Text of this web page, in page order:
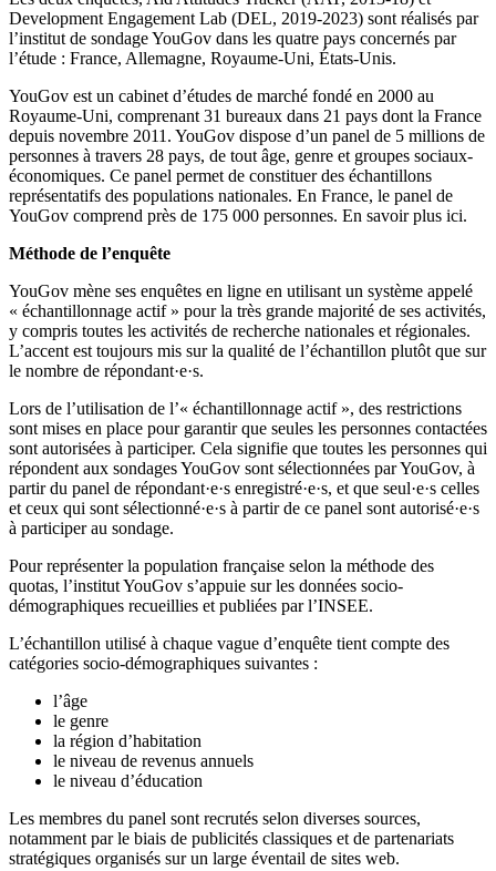
Development Engagement Lab (DEL, 2019-2023) sont réalisés par
l’institut de sondage YouGov dans les quatre pays concernés par
l’étude : France, Allemagne, Royaume-Uni, États-Unis.
YouGov est un cabinet d’études de marché fondé en 2000 au
Royaume-Uni, comprenant 31 bureaux dans 21 pays dont la France
depuis novembre 2011. YouGov dispose d’un panel de 5 millions de
personnes à travers 28 pays, de tout âge, genre et groupes sociaux-
économiques. Ce panel permet de constituer des échantillons
représentatifs des populations nationales. En France, le panel de
YouGov comprend près de 175 000 personnes. En savoir plus ici.
Méthode de l’enquête
YouGov mène ses enquêtes en ligne en utilisant un système appelé
« échantillonnage actif » pour la très grande majorité de ses activités,
y compris toutes les activités de recherche nationales et régionales.
L’accent est toujours mis sur la qualité de l’échantillon plutôt que sur
le nombre de répondant·e·s.
Lors de l’utilisation de l’« échantillonnage actif », des restrictions
sont mises en place pour garantir que seules les personnes contactées
sont autorisées à participer. Cela signifie que toutes les personnes qui
répondent aux sondages YouGov sont sélectionnées par YouGov, à
partir du panel de répondant·e·s enregistré·e·s, et que seul·e·s celles
et ceux qui sont sélectionné·e·s à partir de ce panel sont autorisé·e·s
à participer au sondage.
Pour représenter la population française selon la méthode des
quotas, l’institut YouGov s’appuie sur les données socio-
démographiques recueillies et publiées par l’INSEE.
L’échantillon utilisé à chaque vague d’enquête tient compte des
catégories socio-démographiques suivantes :
l’âge
le genre
la région d’habitation
le niveau de revenus annuels
le niveau d’éducation
Les membres du panel sont recrutés selon diverses sources,
notamment par le biais de publicités classiques et de partenariats
stratégiques organisés sur un large éventail de sites web.